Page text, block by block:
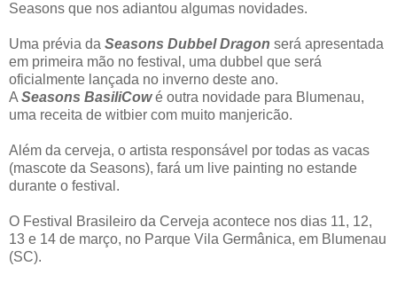
Seasons que nos adiantou algumas novidades.
Uma prévia da Seasons Dubbel Dragon será apresentada
em primeira mão no festival, uma dubbel que será
oficialmente lançada no inverno deste ano.
A Seasons BasiliCowé outra novidade para Blumenau,
uma receita de witbier com muito manjericão.
Além da cerveja, o artista responsável por todas as vacas
(mascote da Seasons), fará um live painting no estande
durante o festival.
O Festival Brasileiro da Cerveja acontece nos dias 11, 12,
13 e 14 de março, no Parque Vila Germânica, em Blumenau
(SC).